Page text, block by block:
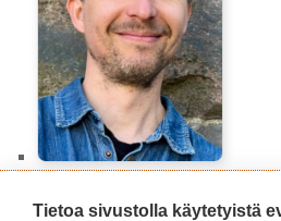
Tietoa sivustolla käytetyistä